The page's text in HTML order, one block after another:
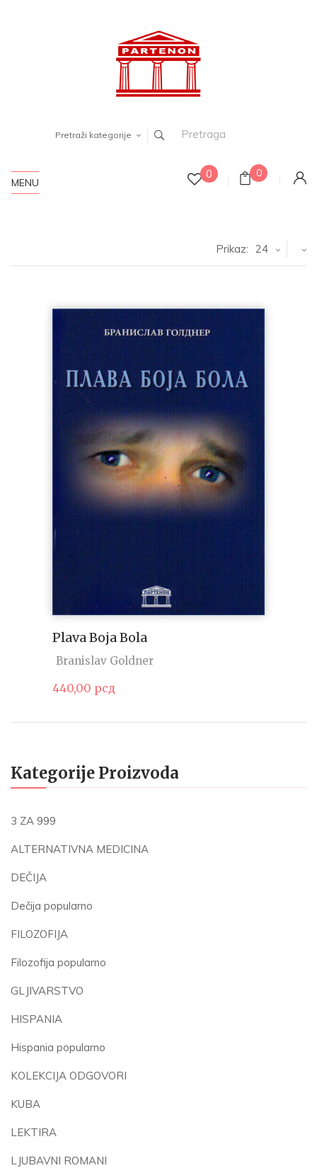
Pretraži kategorije
0 0
MENU
Kategorije Proizvoda
3 ZA 999
ALTERNATIVNA MEDICINA
DEČIJA
Dečija popularno
FILOZOFIJA
Filozofija popularno
GLJIVARSTVO
HISPANIA
Hispania popularno
KOLEKCIJA ODGOVORI
KUBA
LEKTIRA
LJUBAVNI ROMANI
Prikaz: 24
Plava Boja Bola
Branislav Goldner
440,00 рсд